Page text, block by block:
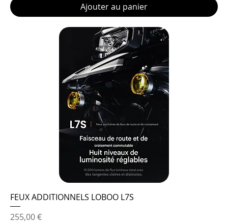
Ajouter au panier
FEUX ADDITIONNELS LOBOO L7S
Prix
255,00 €